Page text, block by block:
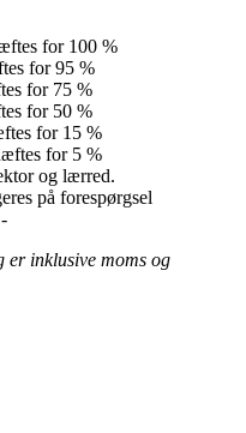
for 100 %
for 95 %
for 75 %
for 50 %
for 15 %
for 5 %
og lærred.
på forespørgsel
er inklusive moms og